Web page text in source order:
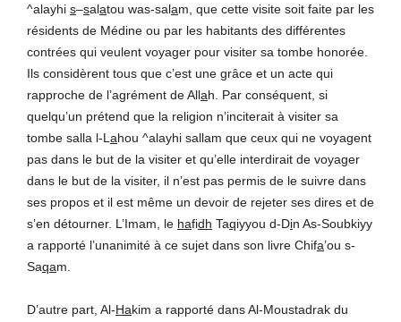
^alayhi s–salatou was-salam, que cette visite soit faite par les
résidents de Médine ou par les habitants des différentes
contrées qui veulent voyager pour visiter sa tombe honorée.
Ils considèrent tous que c’est une grâce et un acte qui
rapproche de l’agrément de Allah. Par conséquent, si
quelqu’un prétend que la religion n’inciterait à visiter sa
tombe salla l-L ahou ^alayhi sallam que ceux qui ne voyagent
pas dans le but de la visiter et qu’elle interdirait de voyager
dans le but de la visiter, il n’est pas permis de le suivre dans
ses propos et il est même un devoir de rejeter ses dires et de
s’en détourner. L’Imam, le hafidh Taqiyyou d-Din As-Soubkiyy
a rapporté l’unanimité à ce sujet dans son livre Chifa’ou s-
Saqam.
D’autre part, Al-Hakim a rapporté dans Al-Moustadrak du